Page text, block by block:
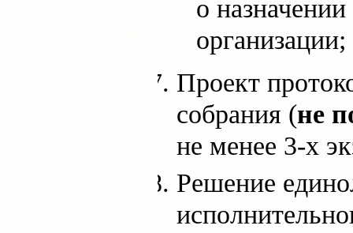
о
организации;
Проект
собрания (не
не менее 3-х
Решение